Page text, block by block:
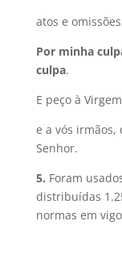
atos e
Por minha
culpa.
E peço à
e a vós irmãos,
Senhor.
5. Foram
distribuídas
normas em